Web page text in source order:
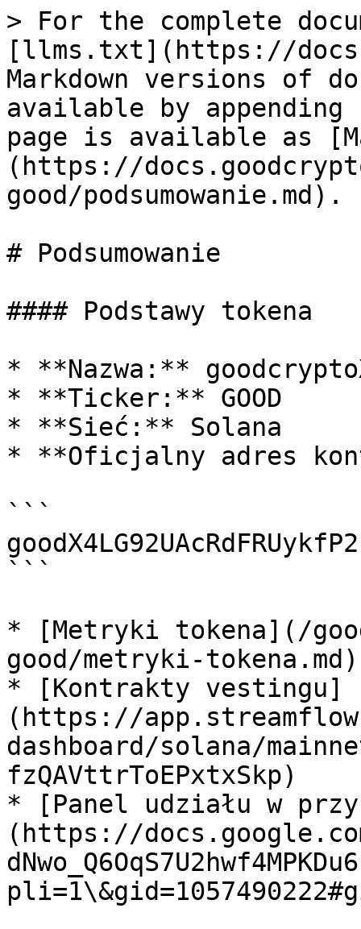
> For the complete
[llms.txt](https://
Markdown versions of
available by
page is available as
(https://
good/podsumowanie.md).
# Podsumowanie
#### Podstawy tokena
* **Nazwa:**
* **Ticker:** GOOD
* **Sieć:** Solana
* **Oficjalny adres
```
```
* [Metryki tokena](/
good/metryki-tokena.md)
* [Kontrakty vestingu]
(https://
dashboard/solana/
fzQAVttrToEPxtxSkp)
* [Panel udziału w
(https://